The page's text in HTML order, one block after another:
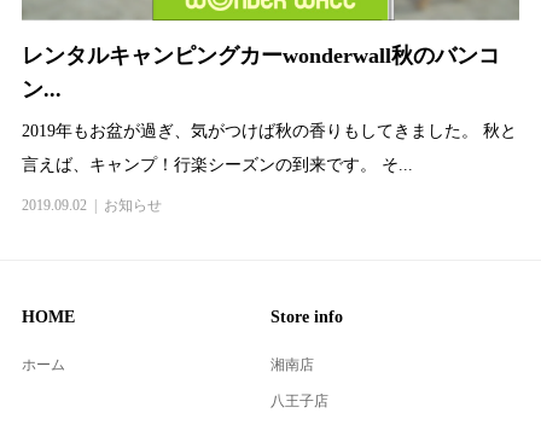
レンタルキャンピングカーwonderwall秋のバンコ
ン...
2019年もお盆が過ぎ、気がつけば秋の香りもしてきました。 秋と
言えば、キャンプ！行楽シーズンの到来です。 そ...
2019.09.02 お知らせ
HOME
ホーム
Store info
湘南店
八王子店